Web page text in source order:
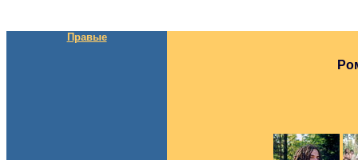
Правые